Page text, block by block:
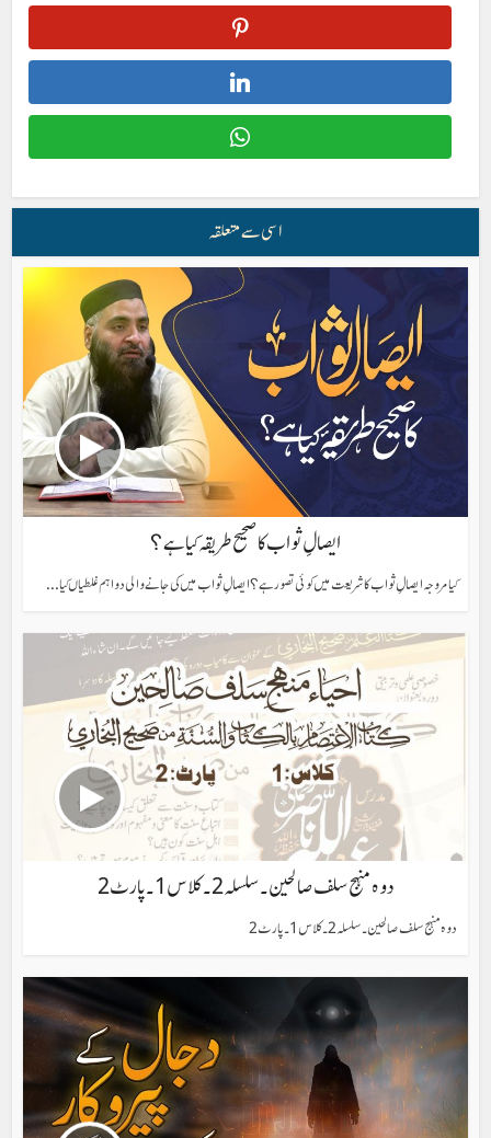
اسی سے متعلقہ
ایصالِ ثواب کا صحیح طریقہ کیا ہے؟
کیا مروجہ ایصالِ ثواب کا شریعت میں کوئی تصور ہے؟ ایصالِ ثواب میں کی جانے والی دو اہم غلطیاں کیا...
دوہ منہج سلف صالحین۔ سلسلہ 2۔ کلاس 1۔ پارٹ 2
دوہ منہج سلف صالحین۔ سلسلہ 2۔ کلاس 1۔ پارٹ 2